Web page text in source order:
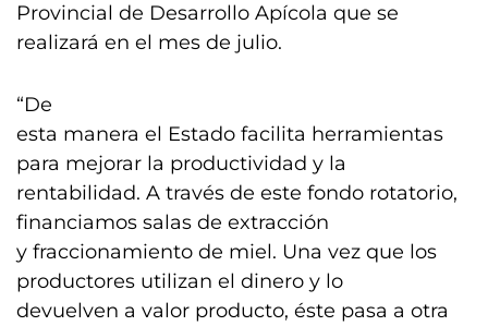
Provincial de Desarrollo Apícola que se
realizará en el mes de julio.
“De
esta manera el Estado facilita herramientas
para mejorar la productividad y la
rentabilidad. A través de este fondo rotatorio,
financiamos salas de extracción
y fraccionamiento de miel. Una vez que los
productores utilizan el dinero y lo
devuelven a valor producto, éste pasa a otra